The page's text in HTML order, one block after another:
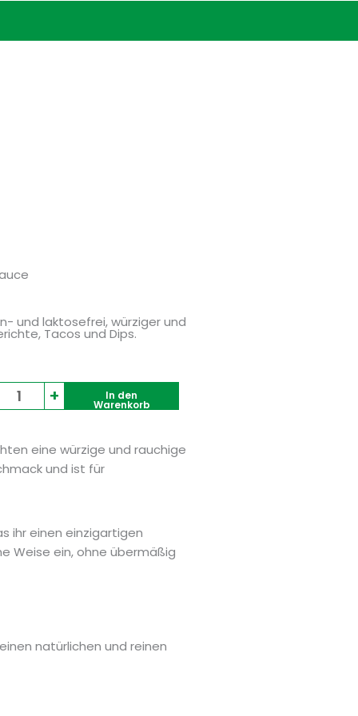
und laktosefrei, würziger und
Tacos und Dips.
Ybarra
Experience
Chipotle
Sauce
Menge
+ In den
Warenkorb
eine würzige und rauchige
und ist für
ihr einen einzigartigen
Weise ein, ohne übermäßig
natürlichen und reinen